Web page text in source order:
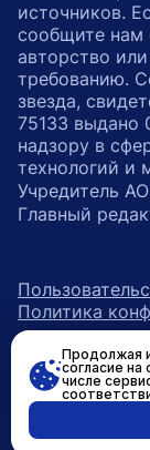
источников.
сообщите нам
авторство
требованию.
звезда,
75133 выдано
надзору в
технологий и
Учредитель
Главный
Политика
Продолжая
согласие
числе